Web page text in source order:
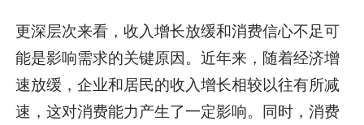
更深层次来看，收入增长放缓和消费信心不足可
能是影响需求的关键原因。近年来，随着经济增
速放缓，企业和居民的收入增长相较以往有所减
速，这对消费能力产生了一定影响。同时，消费